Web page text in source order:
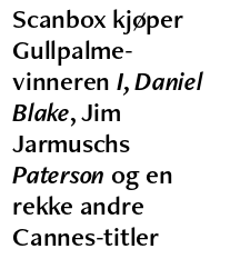
Scanbox kjøper
Gullpalme-
vinneren I, Daniel
Blake, Jim
Jarmuschs
Paterson og en
rekke andre
Cannes-titler